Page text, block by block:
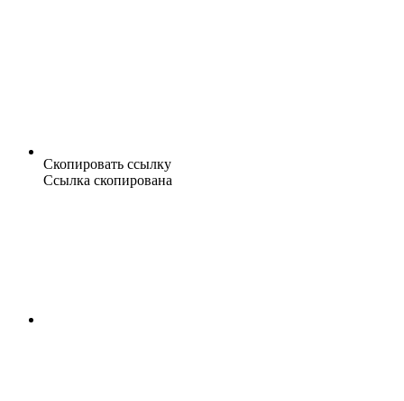
Скопировать ссылку
Ссылка скопирована